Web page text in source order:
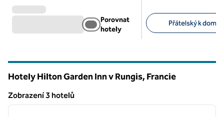
Porovnat
hotely
Přátelský k
Hotely Hilton Garden Inn v Rungis, Francie
Zobrazení 3 hotelů
Zobrazení 3 hotelů
1 z 12
další